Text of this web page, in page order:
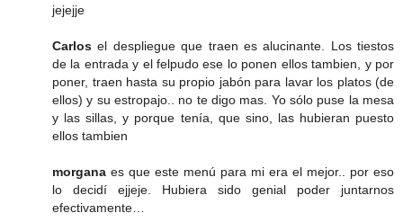
jejejje
Carlosel despliegue que traen es alucinante. Los tiestos
de la entrada y el felpudo ese lo ponen ellos tambien, y por
poner, traen hasta su propio jabón para lavar los platos (de
ellos) y su estropajo.. no te digo mas. Yo sólo puse la mesa
y las sillas, y porque tenía, que sino, las hubieran puesto
ellos tambien
morgana es que este menú para mi era el mejor.. por eso
lo decidí ejjeje. Hubiera sido genial poder juntarnos
efectivamente…